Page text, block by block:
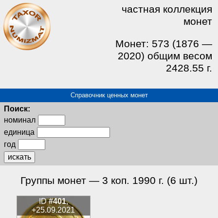
частная коллекция
монет
Монет: 573 (1876 —
2020) общим весом
2428.55 г.
Справочник ценных монет
Поиск:
номинал
единица
год
искать
Группы монет — 3 коп. 1990 г. (6 шт.)
ID#401,
+25.09.2021